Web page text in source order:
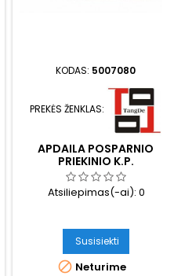
KODAS: 5007080
PREKĖS ŽENKLAS:
APDAILA POSPARNIO
PRIEKINIO K.P.
Atsiliepimas(-ai): 0
Susisiekti
 Neturime